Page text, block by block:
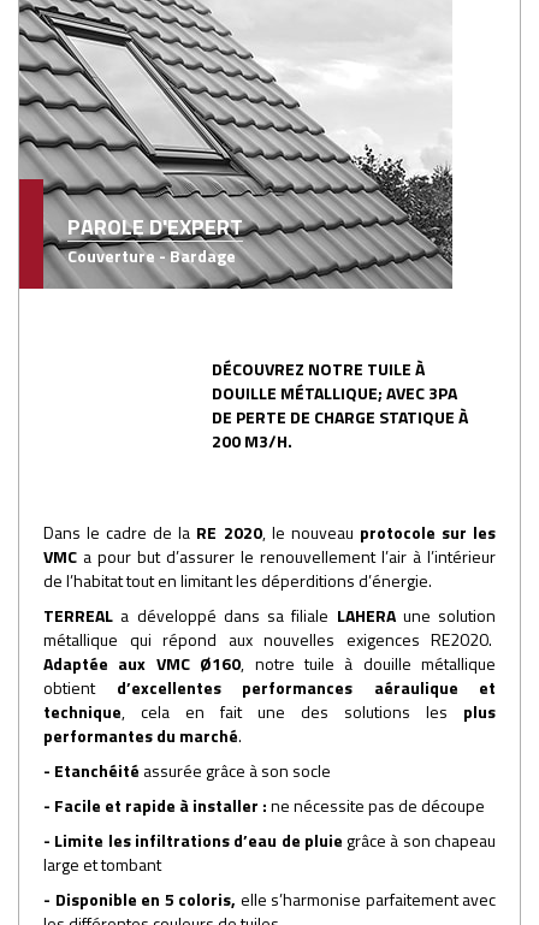
PAROLE D'EXPERT
Couverture - Bardage
DÉCOUVREZ NOTRE TUILE À
DOUILLE MÉTALLIQUE; AVEC 3PA
DE PERTE DE CHARGE STATIQUE À
200 M3/H.
Dans le cadre de la RE 2020, le nouveau protocole sur les
VMC a pour but d’assurer le renouvellement l’air à l’intérieur
de l’habitat tout en limitant les déperditions d’énergie.
TERREAL a développé dans sa filiale LAHERAune solution
métallique qui répond aux nouvelles exigences RE2020.
Adaptée aux VMC Ø160, notre tuile à douille métallique
obtient d’excellentes performances aéraulique et
technique, cela en fait une des solutions les plus
performantes du marché.
- Etanchéité assurée grâce à son socle
- Facile et rapide à installer :ne nécessite pas de découpe
- Limite les infiltrations d’eau de pluiegrâce à son chapeau
large et tombant
- Disponible en 5 coloris, elle s’harmonise parfaitement avec